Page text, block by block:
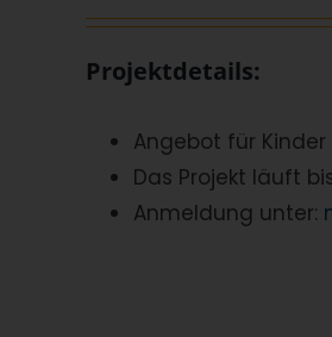
Projektdetails:
Angebot für Kinder
Das Projekt läuft
Anmeldung unter: